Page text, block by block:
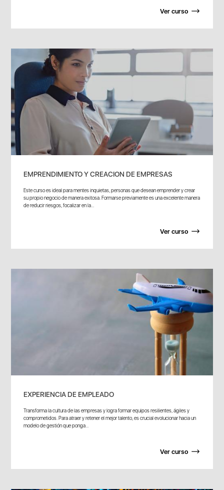
Ver curso
EMPRENDIMIENTO Y CREACION DE EMPRESAS
Este curso es ideal para mentes inquietas, personas que desean emprender y crear
su propio negocio de manera exitosa. Formarse previamente es una excelente manera
de reducir riesgos, focalizar en la...
Ver curso
EXPERIENCIA DE EMPLEADO
Transforma la cultura de las empresas y logra formar equipos resilientes, ágiles y
comprometidos. Para atraer y retener el mejor talento, es crucial evolucionar hacia un
modelo de gestión que ponga...
Ver curso